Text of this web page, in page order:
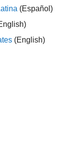
(Español)
(English)